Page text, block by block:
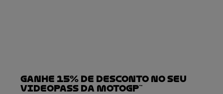
Ganhe 15% de desconto no seu
VideoPass da MotoGP™